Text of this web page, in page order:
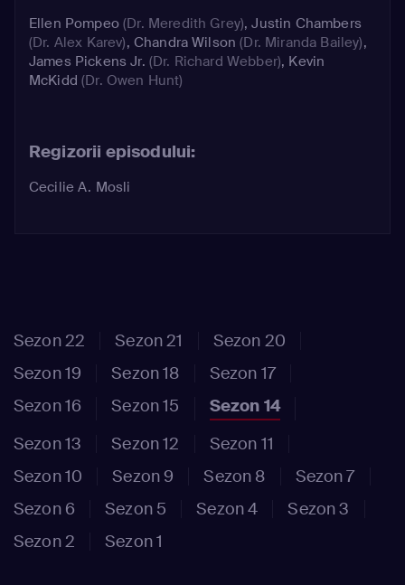
Ellen Pompeo(Dr. Meredith Grey),Justin Chambers
(Dr. Alex Karev), Chandra Wilson (Dr. Miranda Bailey),
James Pickens Jr. (Dr. Richard Webber), Kevin
McKidd (Dr. Owen Hunt)
Regizorii episodului:
Cecilie A. Mosli
Sezon 22 Sezon 21
Sezon 20
Sezon 19
Sezon 18
Sezon 17
Sezon 16
Sezon 15
Sezon 14
Sezon 13
Sezon 12
Sezon 11
Sezon 10
Sezon 9 Sezon 8
Sezon 7
Sezon 6
Sezon 5 Sezon 4
Sezon 3
Sezon 2
Sezon 1